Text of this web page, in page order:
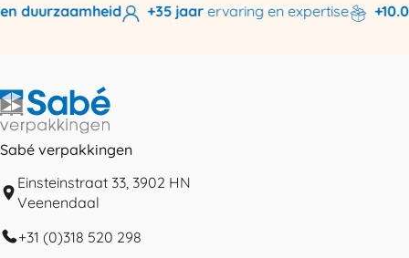
+35 jaarervaring en expertise
Sabé verpakkingen
Einsteinstraat 33, 3902 HN
Veenendaal
+31 (0)318 520 298